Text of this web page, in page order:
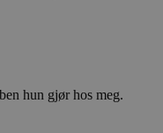
hun gjør hos meg.